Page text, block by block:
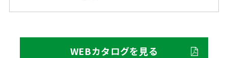
WEBカタログを見る